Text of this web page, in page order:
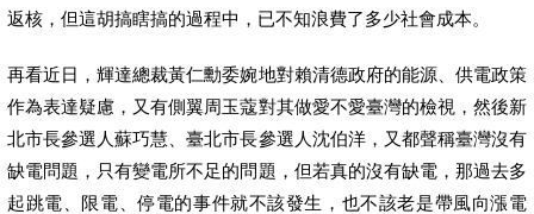
返核，但這胡搞瞎搞的過程中，已不知浪費了多少社會成本。
再看近日，輝達總裁黃仁勳委婉地對賴清德政府的能源、供電政策
作為表達疑慮，又有側翼周玉蔻對其做愛不愛臺灣的檢視，然後新
北市長參選人蘇巧慧、臺北市長參選人沈伯洋，又都聲稱臺灣沒有
缺電問題，只有變電所不足的問題，但若真的沒有缺電，那過去多
起跳電、限電、停電的事件就不該發生，也不該老是帶風向漲電